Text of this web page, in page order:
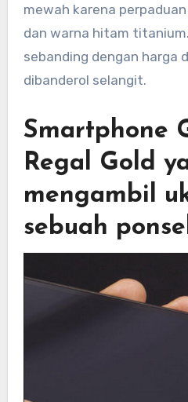
mewah karena
dan warna hitam
sebanding dengan harga
dibanderol selangit.
Smartphone
Regal Gold
mengambil
sebuah